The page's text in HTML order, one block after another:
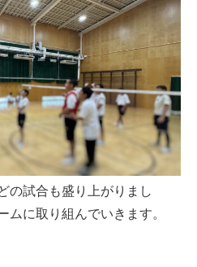
の試合も盛り上がりまし
ムに取り組んでいきます。